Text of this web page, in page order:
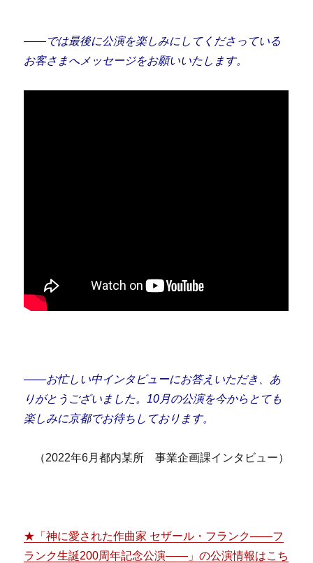
――では最後に公演を楽しみにしてくださっている
お客さまへメッセージをお願いいたします。
――お忙しい中インタビューにお答えいただき、あ
りがとうございました。10月の公演を今からとても
楽しみに京都でお待ちしております。
（2022年6月都内某所 事業企画課インタビュー）
★「神に愛された作曲家 セザール・フランク——フ
ランク生誕200周年記念公演——」の公演情報はこち